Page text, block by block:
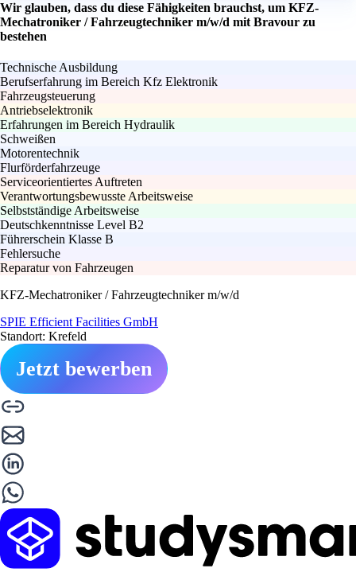
Wir glauben, dass du diese Fähigkeiten brauchst, um KFZ-
Mechatroniker / Fahrzeugtechniker m/w/d mit Bravour zu
bestehen
Technische Ausbildung
Berufserfahrung im Bereich Kfz Elektronik
Fahrzeugsteuerung
Antriebselektronik
Erfahrungen im Bereich Hydraulik
Schweißen
Motorentechnik
Flurförderfahrzeuge
Serviceorientiertes Auftreten
Verantwortungsbewusste Arbeitsweise
Selbstständige Arbeitsweise
Deutschkenntnisse Level B2
Führerschein Klasse B
Fehlersuche
Reparatur von Fahrzeugen
KFZ-Mechatroniker / Fahrzeugtechniker m/w/d
SPIE Efficient Facilities GmbH
Standort: Krefeld
Jetzt bewerben